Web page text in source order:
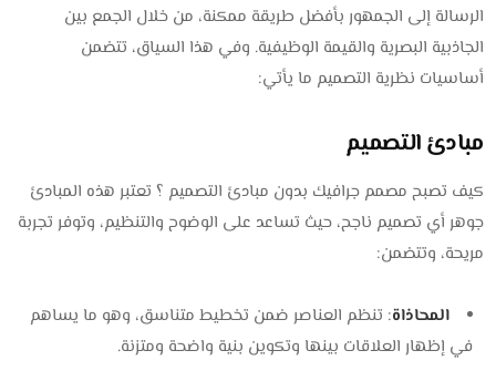
الرسالة إلى الجمهور بأفضل طريقة ممكنة، من خلال الجمع بين
الجاذبية البصرية والقيمة الوظيفية. وفي هذا السياق، تتضمن
أساسيات نظرية التصميم ما يأتي:
مبادئ التصميم
كيف تصبح مصمم جرافيك بدون مبادئ التصميم ؟ تعتبر هذه المبادئ
جوهر أي تصميم ناجح، حيث تساعد على الوضوح والتنظيم، وتوفر تجربة
مريحة، وتتضمن:
المحاذاة: تنظم العناصر ضمن تخطيط متناسق، وهو ما يساهم
في إظهار العلاقات بينها وتكوين بنية واضحة ومتزنة.